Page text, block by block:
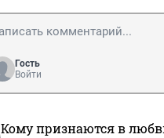
Гость
Войти
Кому признаются в